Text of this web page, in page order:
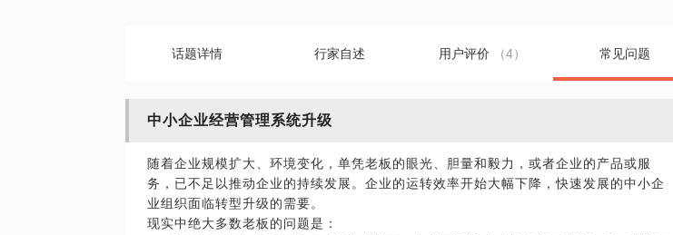
话题详情 行家自述 用户评价 （4） 常见问题
中小企业经营管理系统升级
随着企业规模扩大、环境变化，单凭老板的眼光、胆量和毅力，或者企业的产品或服
务，已不足以推动企业的持续发展。企业的运转效率开始大幅下降，快速发展的中小企
业组织面临转型升级的需要。
现实中绝大多数老板的问题是：